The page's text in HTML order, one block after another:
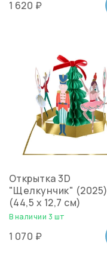
1 620 ₽
Открытка 3D
"Щелкунчик" (2025)
(44,5 х 12,7 см)
В наличии 3 шт
1 070 ₽